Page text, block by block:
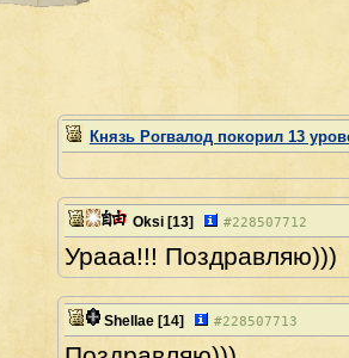
Князь Рогвалод покорил 13
Oksi [13] #228507712
Урааа!!! Поздравляю)))
Shellae [14] #228507713